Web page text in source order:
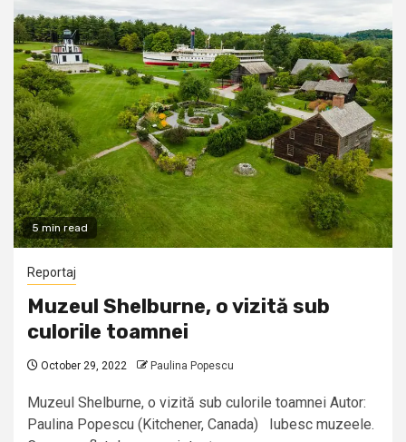
5 min read
Reportaj
Muzeul Shelburne, o vizită sub
culorile toamnei
October 29, 2022 Paulina Popescu
Muzeul Shelburne, o vizită sub culorile toamnei Autor:
Paulina Popescu (Kitchener, Canada) Iubesc muzeele.